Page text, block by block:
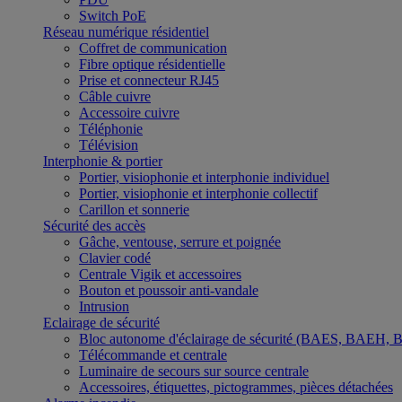
Switch PoE
Réseau numérique résidentiel
Coffret de communication
Fibre optique résidentielle
Prise et connecteur RJ45
Câble cuivre
Accessoire cuivre
Téléphonie
Télévision
Interphonie & portier
Portier, visiophonie et interphonie individuel
Portier, visiophonie et interphonie collectif
Carillon et sonnerie
Sécurité des accès
Gâche, ventouse, serrure et poignée
Clavier codé
Centrale Vigik et accessoires
Bouton et poussoir anti-vandale
Intrusion
Eclairage de sécurité
Bloc autonome d'éclairage de sécurité (BAES,
Télécommande et centrale
Luminaire de secours sur source centrale
Accessoires, étiquettes, pictogrammes, pièces détachées